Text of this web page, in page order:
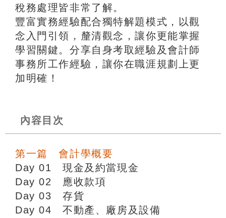
稅務處理皆非常了解。
豐富實務經驗配合獨特解題模式，以觀
念入門引領，釐清觀念，讓你更能掌握
學習關鍵。分享自身考取經驗及會計師
事務所工作經驗，讓你在職涯規劃上更
加明確！
內容目次
第一篇 會計學概要
Day 01 現金及約當現金
Day 02 應收款項
Day 03 存貨
Day 04 不動產、廠房及設備